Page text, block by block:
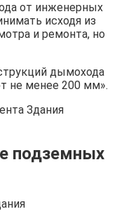
от инженерных
исходя из
и ремонта, но
дымохода
не менее 200 мм».
подземных